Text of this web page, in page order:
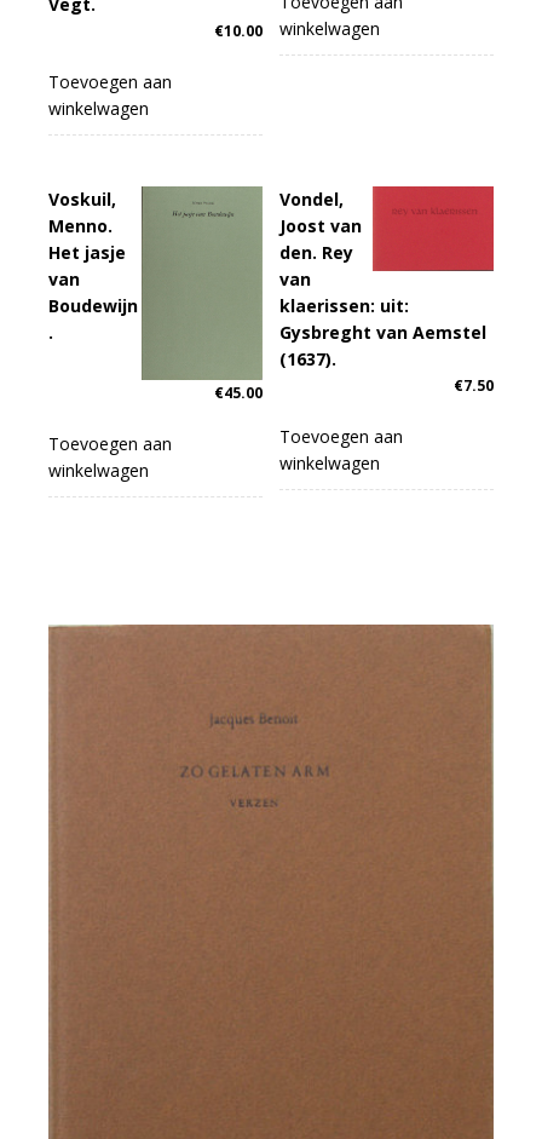
€10.00
Toevoegen aan
winkelwagen
winkelwagen
Voskuil,
Menno.
Het jasje
van
Boudewijn
.
€45.00
Toevoegen aan
winkelwagen
Vondel,
Joost van
den. Rey
van
klaerissen: uit:
Gysbreght van Aemstel
(1637).
€7.50
Toevoegen aan
winkelwagen